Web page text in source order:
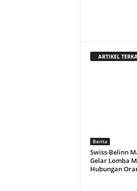
ARTIKEL
Berita
Swiss-Belinn
Gelar Lomba
Hubungan